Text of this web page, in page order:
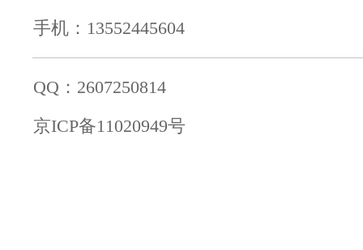
手机：13552445604
QQ：2607250814
京ICP备11020949号